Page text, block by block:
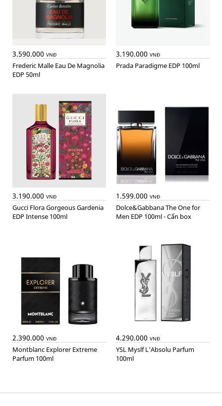
3.590.000 VNĐ
Frederic Malle Eau De Magnolia
EDP 50ml
3.190.000 VNĐ
Prada Paradigme EDP 100ml
3.190.000 VNĐ
Gucci Flora Gorgeous Gardenia
EDP Intense 100ml
1.599.000 VNĐ
Dolce&Gabbana The One for
Men EDP 100ml - Cấn box
2.390.000 VNĐ
Montblanc Explorer Extreme
Parfum 100ml
4.290.000 VNĐ
YSL Myslf L'Absolu Parfum
100ml